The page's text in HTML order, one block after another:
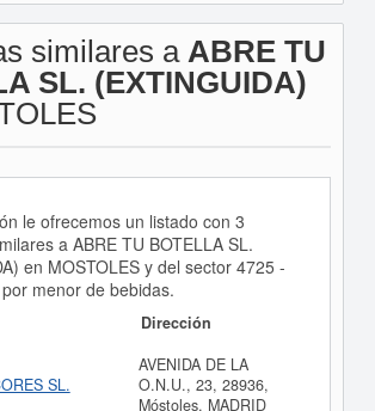
similares a ABRE TU
SL. (EXTINGUIDA)
le ofrecemos un listado con 3
a ABRE TU BOTELLA SL.
en MOSTOLES y del sector 4725 -
menor de bebidas.
Dirección
SL.
AVENIDA DE LA
O.N.U., 23, 28936,
Móstoles, MADRID